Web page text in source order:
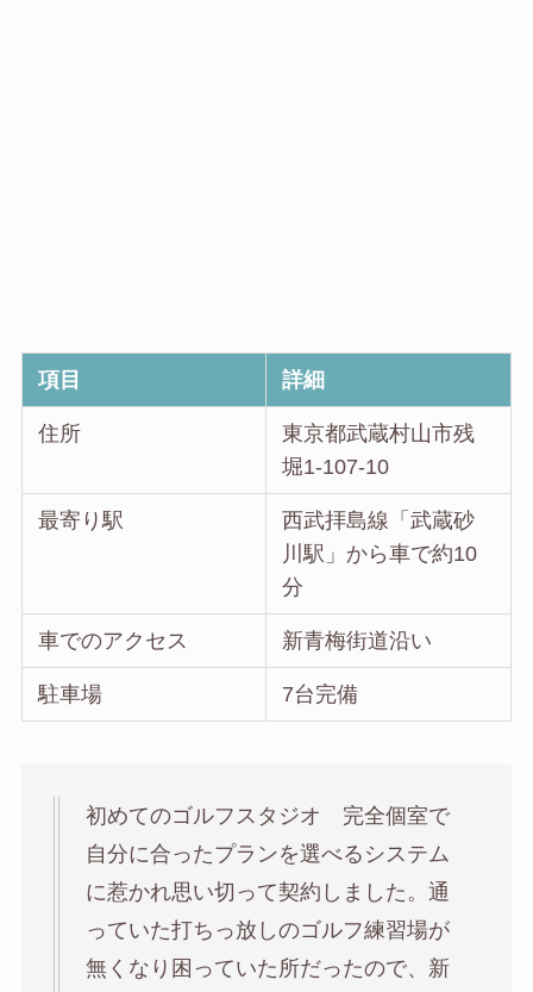
項目 詳細
住所
東京都武蔵村山市残
堀1-107-10
最寄り駅
西武拝島線「武蔵砂
川駅」から車で約10
分
車でのアクセス 新青梅街道沿い
駐車場 7台完備
初めてのゴルフスタジオ 完全個室で
自分に合ったプランを選べるシステム
に惹かれ思い切って契約しました。通
っていた打ちっ放しのゴルフ練習場が
無くなり困っていた所だったので、新